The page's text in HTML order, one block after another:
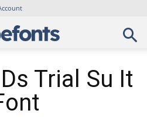
Trial Su It